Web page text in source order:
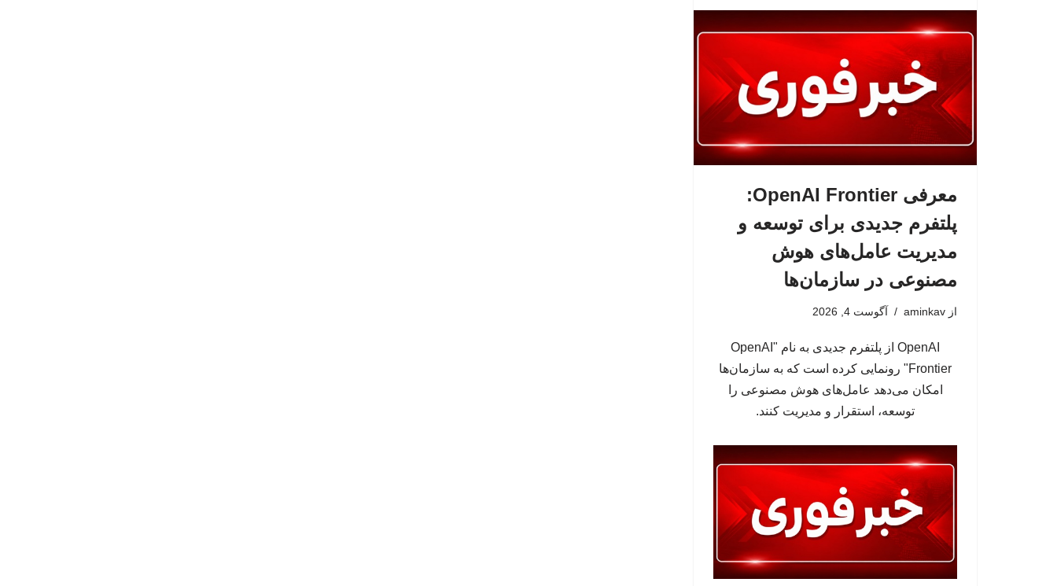
معرفی OpenAI Frontier:
پلتفرم جدیدی برای توسعه و
مدیریت عامل‌های هوش
مصنوعی در سازمان‌ها
از aminkav آگوست 4, 2026
OpenAI از پلتفرم جدیدی به نام "OpenAI
Frontier" رونمایی کرده است که به سازمان‌ها
امکان می‌دهد عامل‌های هوش مصنوعی را
توسعه، استقرار و مدیریت کنند.